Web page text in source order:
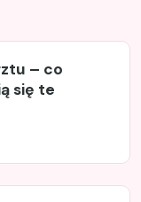
– co
się te